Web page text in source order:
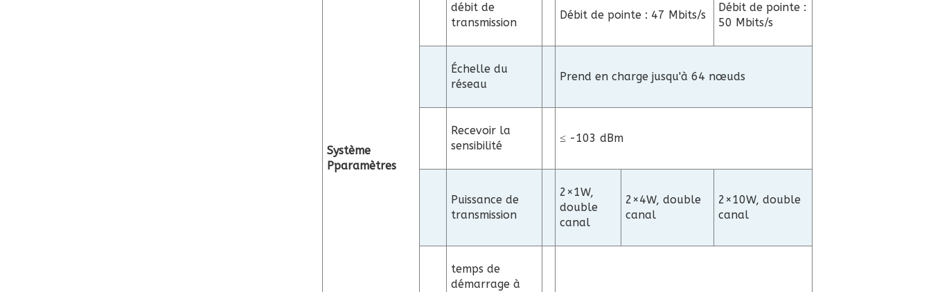
Système
Pparamètres
débit de
transmission
Débit de pointe : 47 Mbits/s
Débit de pointe :
50 Mbits/s
Échelle du
réseau
Prend en charge jusqu'à 64 nœuds
Recevoir la
sensibilité
≤ -103 dBm
Puissance de
transmission
2×1W,
double
canal
2×4W, double
canal
2×10W, double
canal
temps de
démarrage à